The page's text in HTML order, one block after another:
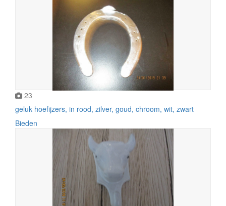
23
geluk hoefijzers, in rood, zilver, goud, chroom, wit, zwart
Bieden